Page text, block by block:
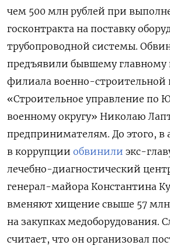
чем 500 млн рублей при
госконтракта на поставку
трубопроводной системы.
предъявили бывшему главному
филиала военно-
«Строительное управление по
военному округу» Николаю
предпринимателям. До этого, в
в коррупции обвинили экс-
лечебно-диагностический
генерал-майора Константина
вменяют хищение свыше 57 млн
на закупках медоборудования.
считает, что он организовал